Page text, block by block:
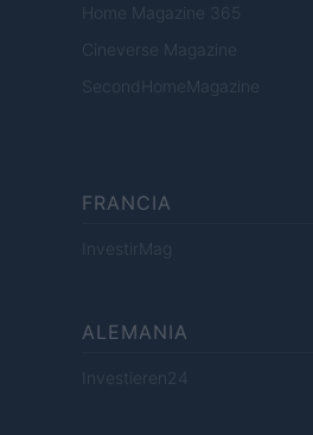
Home Magazine 365
Cineverse Magazine
SecondHomeMagazine
FRANCIA
InvestirMag
ALEMANIA
Investieren24